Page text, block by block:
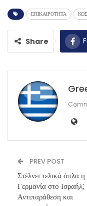
ΕΠΙΚΑΙΡΟΤΗΤΑ
Share
PREV POST
Στέλνει τελικά όπλα η
Γερμανία στο
Αντιπαράθεση και